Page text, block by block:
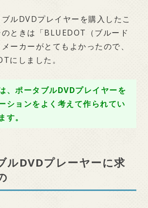
ルDVDプレイヤーを購入したこ
ときは「BLUEDOT（ブルード
ーカーがとてもよかったので、
にしました。
、ポータブルDVDプレイヤーを
ションをよく考えて作られてい
す。
ルDVDプレーヤーに求